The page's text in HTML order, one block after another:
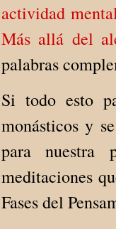
actividad
Más allá del
palabras
Si todo esto
monásticos y
para nuestra
meditaciones
Fases del